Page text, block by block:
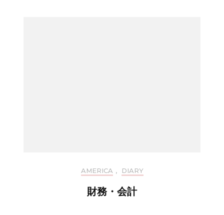
AMERICA , DIARY
財務・会計